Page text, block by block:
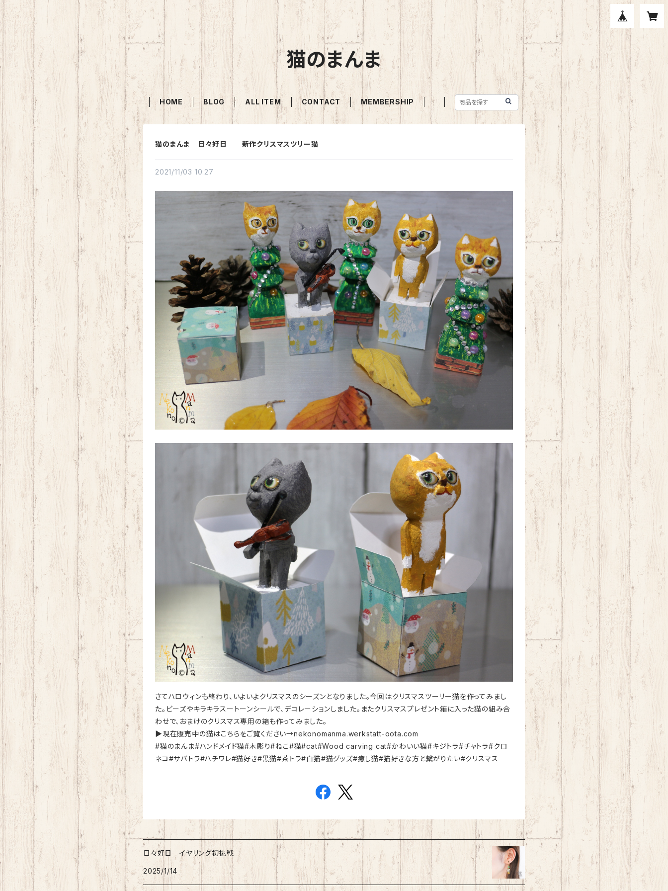
猫のまんま
HOME BLOG ALL ITEM CONTACT MEMBERSHIP
猫のまんま 日々好日 新作クリスマスツリー猫
2021/11/03 10:27
さてハロウィンも終わり、いよいよクリスマスのシーズンとなりました。今回はクリスマスツーリー猫を作ってみまし
た。ビーズやキラキラスートーンシールで、デコレーションしました。またクリスマスプレゼント箱に入った猫の組み合
わせで、おまけのクリスマス専用の箱も作ってみました。
▶︎現在販売中の猫はこちらをご覧ください→nekonomanma.werkstatt-oota.com
#猫のまんま#ハンドメイド猫#木彫り#ねこ#猫#cat#Wood carving cat#かわいい猫#キジトラ#チャトラ#クロ
ネコ#サバトラ#ハチワレ#猫好き#黒猫#茶トラ#白猫#猫グッズ#癒し猫#猫好きな方と繋がりたい#クリスマス
日々好日 イヤリング初挑戦
2025/1/14